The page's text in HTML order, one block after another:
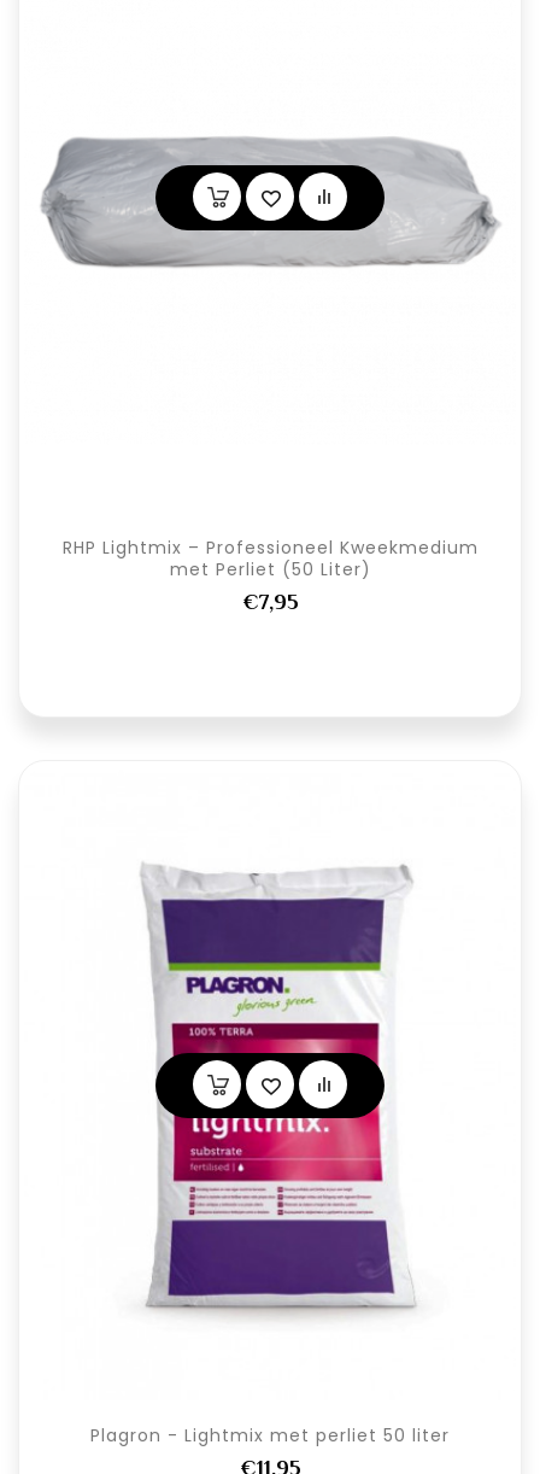
RHP Lightmix – Professioneel Kweekmedium
met Perliet (50 Liter)
€7,95
Plagron - Lightmix met perliet 50 liter
€11,95